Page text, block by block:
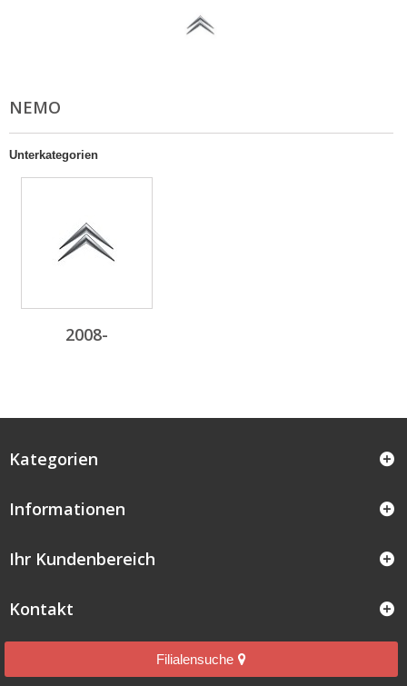
NEMO
Unterkategorien
2008-
Kategorien
Informationen
Ihr Kundenbereich
Kontakt
Filialensuche